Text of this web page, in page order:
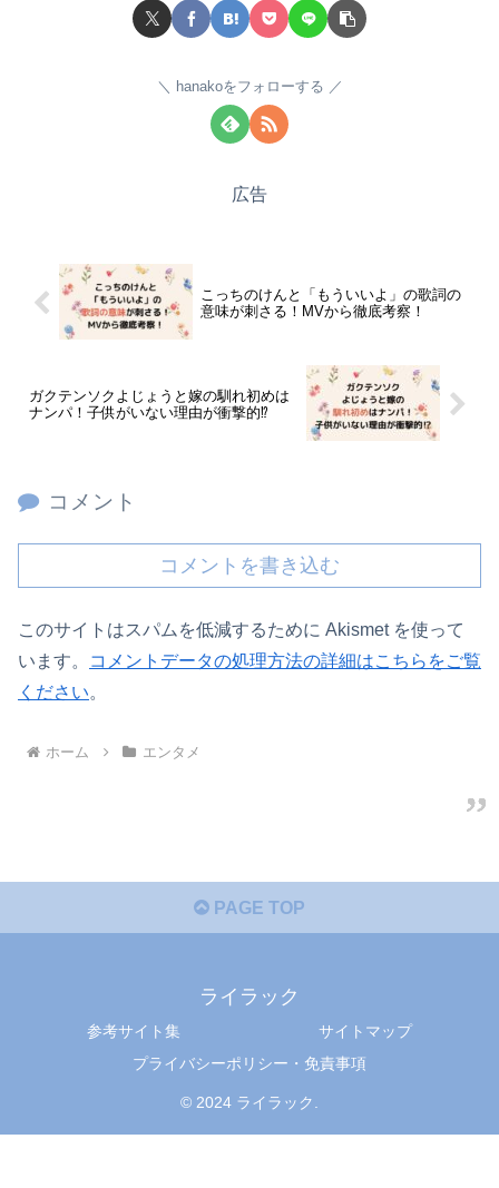
hanakoをフォローする
広告
こっちのけんと「もういいよ」の歌詞の
意味が刺さる！MVから徹底考察！
ガクテンソクよじょうと嫁の馴れ初めは
ナンパ！子供がいない理由が衝撃的⁉
コメント
コメントを書き込む
このサイトはスパムを低減するために Akismet を使って
います。
コメントデータの処理方法の詳細はこちらをご覧
ください。
ホーム エンタメ
PAGE TOP
ライラック
参考サイト集
サイトマップ
プライバシーポリシー・免責事項
© 2024 ライラック.